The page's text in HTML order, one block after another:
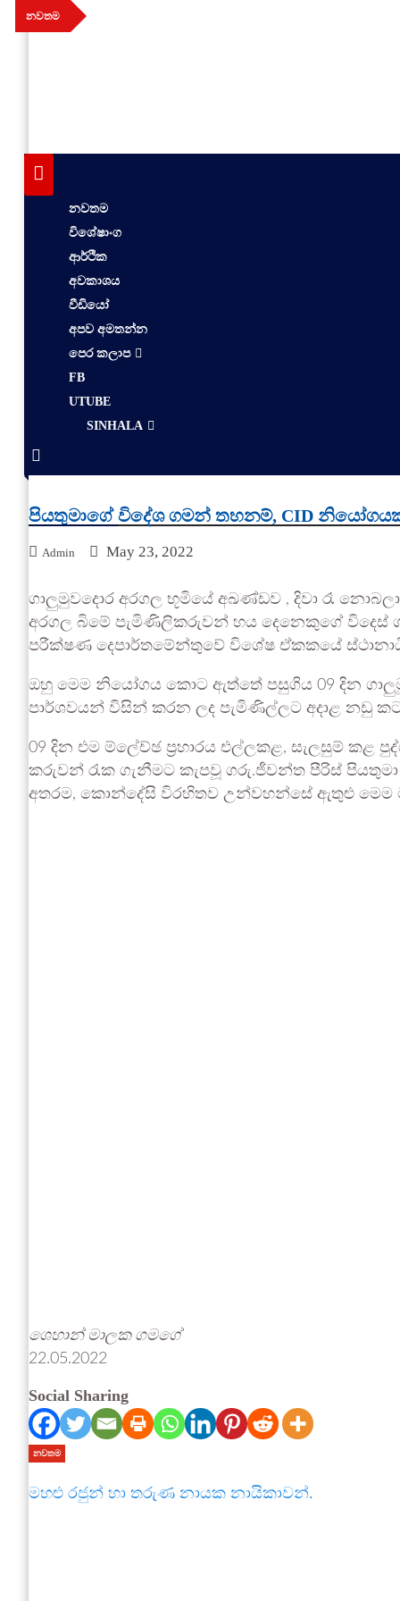
Skip
to
නවතම
aithiya
Human Rights News
නවතම
විශේෂාංග
ආර්ථික
අවකාශය
වීඩියෝ
අපව අමතන්න
පෙර කලාප
FB
UTUBE
SINHALA
පියතුමාගේ විදේශ ගමන් තහනම්, CID
Admin May 23, 2022
ගාලුමුවදොර අරගල භූමියේ අඛණ්ඩව , දිවා රෑ
අරගල බිමේ පැමිණිලිකරුවන් හය දෙනෙකුගේ විදෙස්
පරීක්ෂණ දෙපාර්තමේන්තුවේ විශේෂ ඒකකයේ
ඔහු මෙම නියෝගය කොට ඇත්තේ පසුගිය 09 දින
පාර්ශවයන් විසින් කරන ලද පැමිණිල්ලට අදාළ නඩු
09 දින එම ම්ලේච්ඡ ප්‍රහාරය එල්ලකළ, සැලසුම් කළ
කරුවන් රැක ගැනීමට කැපවූ ගරු.ජීවන්ත පීරිස්
අතරම, කොන්දේසි විරහිතව උන්වහන්සේ ඇතුළු මෙම
ශෙහාන් මාලක ගමගේ
22.05.2022
Social Sharing
නවතම
මහළු රජුන් හා තරුණ නායක නායිකාවන්.